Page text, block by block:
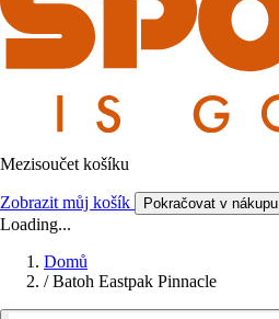
Mezisoučet košíku
Zobrazit můj košík Pokračovat v nákupu
Loading...
Domů
/ Batoh Eastpak Pinnacle